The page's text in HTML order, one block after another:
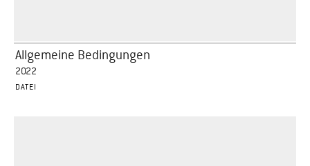
Allgemeine Bedingungen
2022
DATEI